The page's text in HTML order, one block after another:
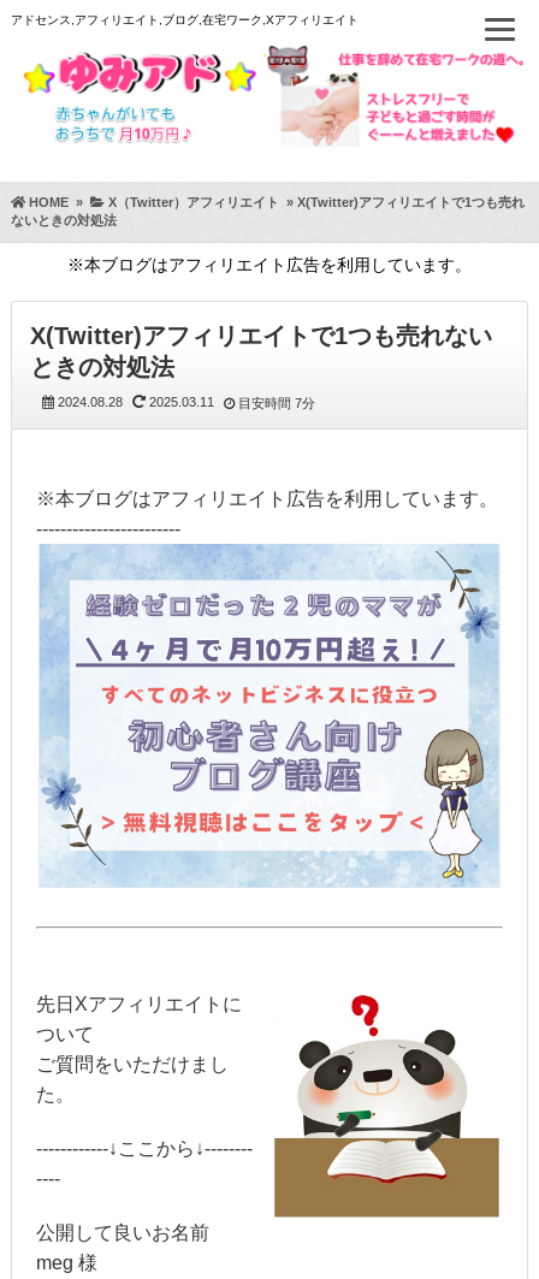
アドセンス,アフィリエイト,ブログ,在宅ワーク,Xアフィリエイト
HOME» X（Twitter）アフィリエイト » X(Twitter)アフィリエイトで1つも売れ
ないときの対処法
※本ブログはアフィリエイト広告を利用しています。
X(Twitter)アフィリエイトで1つも売れない
ときの対処法
2024.08.28 2025.03.11 目安時間 7分
※本ブログはアフィリエイト広告を利用しています。
------------------------
先日Xアフィリエイトに
ついて
ご質問をいただけまし
た。
------------↓ここから↓--------
----
公開して良いお名前
meg 様